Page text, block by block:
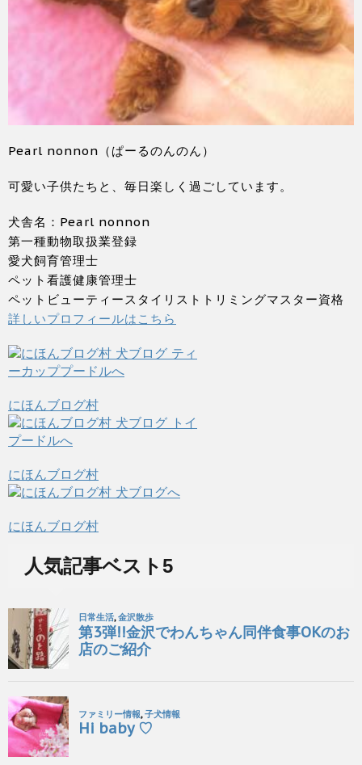
Pearl nonnon（ぱーるのんのん）
可愛い子供たちと、毎日楽しく過ごしています。
犬舎名：Pearl nonnon
第一種動物取扱業登録
愛犬飼育管理士
ペット看護健康管理士
ペットビューティースタイリストトリミングマスター資格
詳しいプロフィールはこちら
にほんブログ村
にほんブログ村
にほんブログ村
人気記事ベスト5